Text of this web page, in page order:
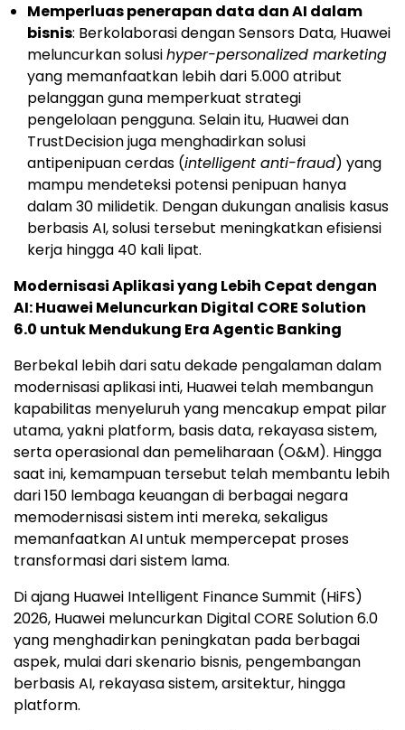
Memperluas penerapan data dan AI dalam
bisnis: Berkolaborasi dengan Sensors Data, Huawei
meluncurkan solusihyper-personalized marketing
yang memanfaatkan lebih dari 5.000 atribut
pelanggan guna memperkuat strategi
pengelolaan pengguna. Selain itu, Huawei dan
TrustDecision juga menghadirkan solusi
antipenipuan cerdas (intelligent anti-fraud) yang
mampu mendeteksi potensi penipuan hanya
dalam 30 milidetik. Dengan dukungan analisis kasus
berbasis AI, solusi tersebut meningkatkan efisiensi
kerja hingga 40 kali lipat.
Modernisasi Aplikasi yang Lebih Cepat dengan
AI: Huawei Meluncurkan Digital CORE Solution
6.0 untuk Mendukung Era Agentic Banking
Berbekal lebih dari satu dekade pengalaman dalam
modernisasi aplikasi inti, Huawei telah membangun
kapabilitas menyeluruh yang mencakup empat pilar
utama, yakni platform, basis data, rekayasa sistem,
serta operasional dan pemeliharaan (O&M). Hingga
saat ini, kemampuan tersebut telah membantu lebih
dari 150 lembaga keuangan di berbagai negara
memodernisasi sistem inti mereka, sekaligus
memanfaatkan AI untuk mempercepat proses
transformasi dari sistem lama.
Di ajang Huawei Intelligent Finance Summit (HiFS)
2026, Huawei meluncurkan Digital CORE Solution 6.0
yang menghadirkan peningkatan pada berbagai
aspek, mulai dari skenario bisnis, pengembangan
berbasis AI, rekayasa sistem, arsitektur, hingga
platform.